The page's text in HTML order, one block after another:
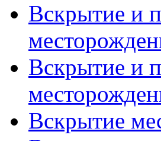
Вскрытие и
Вскрытие и
Вскрытие